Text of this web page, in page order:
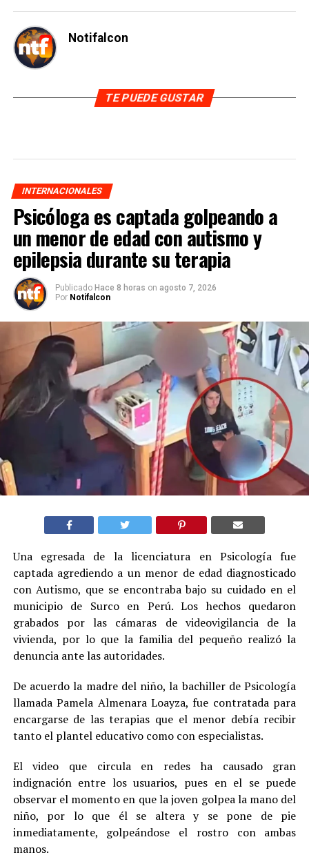
Notifalcon
TE PUEDE GUSTAR
INTERNACIONALES
Psicóloga es captada golpeando a
un menor de edad con autismo y
epilepsia durante su terapia
Publicado Hace 8 horas on agosto 7, 2026
Por Notifalcon
Una egresada de la licenciatura en Psicología fue
captada agrediendo a un menor de edad diagnosticado
con Autismo, que se encontraba bajo su cuidado en el
municipio de Surco en Perú. Los hechos quedaron
grabados por las cámaras de videovigilancia de la
vivienda, por lo que la familia del pequeño realizó la
denuncia ante las autoridades.
De acuerdo la madre del niño, la bachiller de Psicología
llamada Pamela Almenara Loayza, fue contratada para
encargarse de las terapias que el menor debía recibir
tanto el plantel educativo como con especialistas.
El video que circula en redes ha causado gran
indignación entre los usuarios, pues en el se puede
observar el momento en que la joven golpea la mano del
niño, por lo que él se altera y se pone de pie
inmediatamente, golpeándose el rostro con ambas
manos.